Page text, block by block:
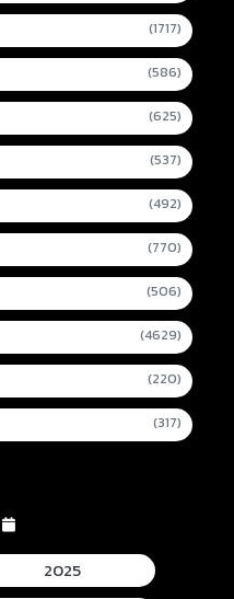
(1717)
(586)
(625)
(537)
(492)
(770)
(506)
(4629)
(220)
(317)
2025